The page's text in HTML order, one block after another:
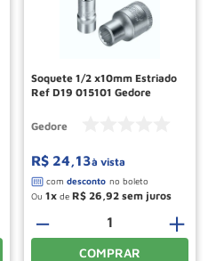
Soquete 1/2 x10mm Estriado
Ref D19 015101 Gedore
Gedore
R$ 24,13à vista
Ou 1 de R$ 26 92
＋
－
COMPRAR